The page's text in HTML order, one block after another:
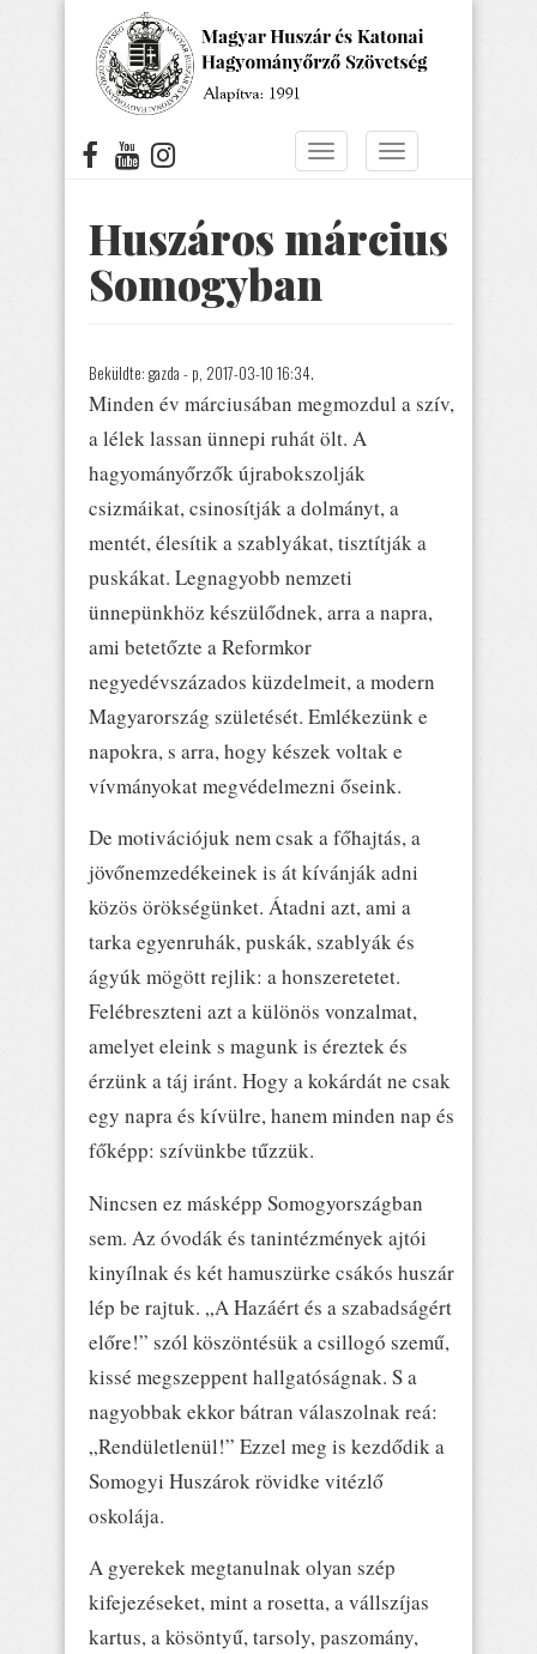
Navigáció
Navigáció
Huszáros március
Somogyban
Beküldte: gazda - p, 2017-03-10 16:34.
Minden év márciusában megmozdul a szív,
a lélek lassan ünnepi ruhát ölt. A
hagyományőrzők újrabokszolják
csizmáikat, csinosítják a dolmányt, a
mentét, élesítik a szablyákat, tisztítják a
puskákat. Legnagyobb nemzeti
ünnepünkhöz készülődnek, arra a napra,
ami betetőzte a Reformkor
negyedévszázados küzdelmeit, a modern
Magyarország születését. Emlékezünk e
napokra, s arra, hogy készek voltak e
vívmányokat megvédelmezni őseink.
De motivációjuk nem csak a főhajtás, a
jövőnemzedékeinek is át kívánják adni
közös örökségünket. Átadni azt, ami a
tarka egyenruhák, puskák, szablyák és
ágyúk mögött rejlik: a honszeretetet.
Felébreszteni azt a különös vonzalmat,
amelyet eleink s magunk is éreztek és
érzünk a táj iránt. Hogy a kokárdát ne csak
egy napra és kívülre, hanem minden nap és
főképp: szívünkbe tűzzük.
Nincsen ez másképp Somogyországban
sem. Az óvodák és tanintézmények ajtói
kinyílnak és két hamuszürke csákós huszár
lép be rajtuk. „A Hazáért és a szabadságért
előre!” szól köszöntésük a csillogó szemű,
kissé megszeppent hallgatóságnak. S a
nagyobbak ekkor bátran válaszolnak reá:
„Rendületlenül!” Ezzel meg is kezdődik a
Somogyi Huszárok rövidke vitézlő
oskolája.
A gyerekek megtanulnak olyan szép
kifejezéseket, mint a rosetta, a vállszíjas
kartus, a kösöntyű, tarsoly, paszomány,